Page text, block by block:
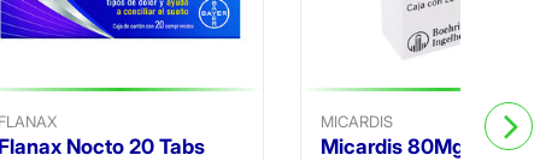
Nocto 20 Tabs
MICARDIS
Micardis 80Mg 28